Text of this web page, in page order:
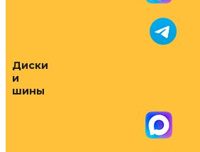
Диски
и
шины